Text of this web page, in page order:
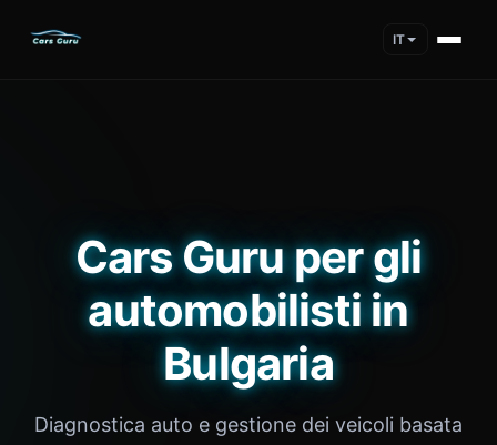
IT
Cars Guru per gli
automobilisti in
Bulgaria
Diagnostica auto e gestione dei veicoli basata